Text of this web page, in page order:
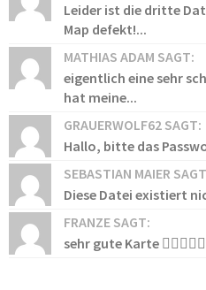
Leider ist die dritte
Map defekt!...
MATHIAS ADAM SAGT:
eigentlich eine sehr
hat meine...
GRAUERWOLF62 SAGT:
Hallo, bitte das
SEBASTIAN MAIER
Diese Datei existiert
FRANZE SAGT:
sehr gute Karte